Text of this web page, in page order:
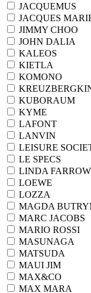
JACQUEMUS
JACQUES
JIMMY CHOO
JOHN DALIA
KALEOS
KIETLA
KOMONO
KUBORAUM
KYME
LAFONT
LANVIN
LEISURE
LE SPECS
LINDA FARROW
LOEWE
LOZZA
MAGDA
MARC JACOBS
MARIO ROSSI
MASUNAGA
MATSUDA
MAUI JIM
MAX&CO
MAX MARA